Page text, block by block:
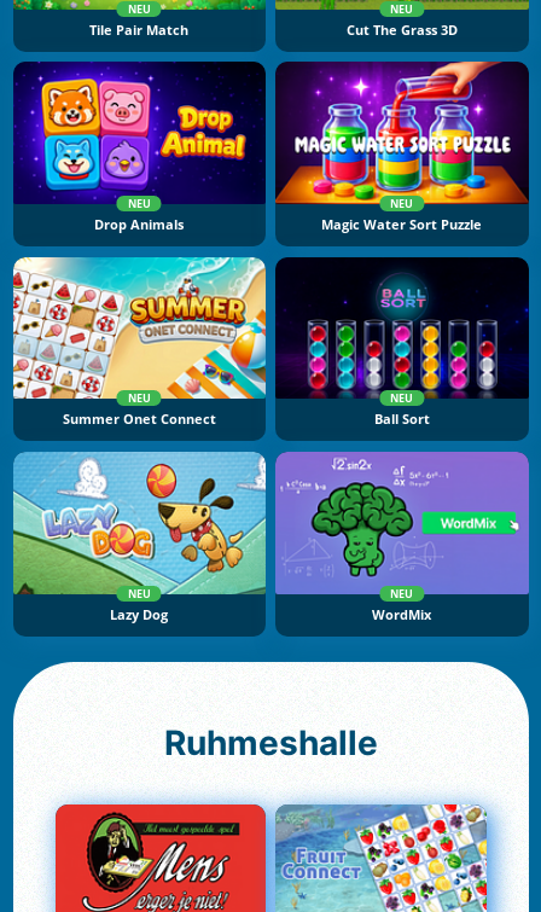
NEU
Tile Pair Match
NEU
Cut The Grass 3D
NEU
Drop Animals
NEU
Magic Water Sort Puzzle
NEU
Summer Onet Connect
NEU
Ball Sort
NEU
Lazy Dog
NEU
WordMix
Ruhmeshalle